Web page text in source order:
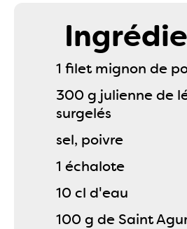
1 filet mignon de
300 g julienne de
surgelés
sel, poivre
1 échalote
10 cl d'eau
100 g de Saint